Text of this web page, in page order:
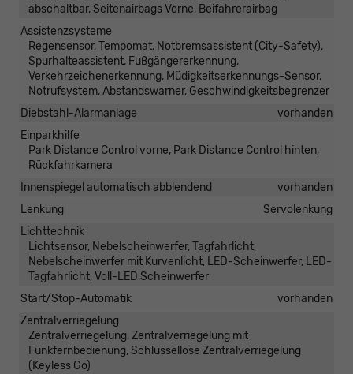
abschaltbar, Seitenairbags Vorne, Beifahrerairbag
Assistenzsysteme
Regensensor, Tempomat, Notbremsassistent (City-Safety),
Spurhalteassistent, Fußgängererkennung,
Verkehrzeichenerkennung, Müdigkeitserkennungs-Sensor,
Notrufsystem, Abstandswarner, Geschwindigkeitsbegrenzer
Diebstahl-Alarmanlage
vorhanden
Einparkhilfe
Park Distance Control vorne, Park Distance Control hinten,
Rückfahrkamera
Innenspiegel automatisch abblendend
vorhanden
Lenkung
Servolenkung
Lichttechnik
Lichtsensor, Nebelscheinwerfer, Tagfahrlicht,
Nebelscheinwerfer mit Kurvenlicht, LED-Scheinwerfer, LED-
Tagfahrlicht, Voll-LED Scheinwerfer
Start/Stop-Automatik
vorhanden
Zentralverriegelung
Zentralverriegelung, Zentralverriegelung mit
Funkfernbedienung, Schlüssellose Zentralverriegelung
(Keyless Go)